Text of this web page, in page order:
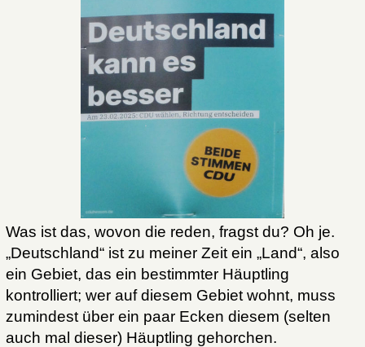
Was ist das, wovon die reden, fragst du? Oh je.
„Deutschland“ ist zu meiner Zeit ein „Land“, also
ein Gebiet, das ein bestimmter Häuptling
kontrolliert; wer auf diesem Gebiet wohnt, muss
zumindest über ein paar Ecken diesem (selten
auch mal dieser) Häuptling gehorchen.